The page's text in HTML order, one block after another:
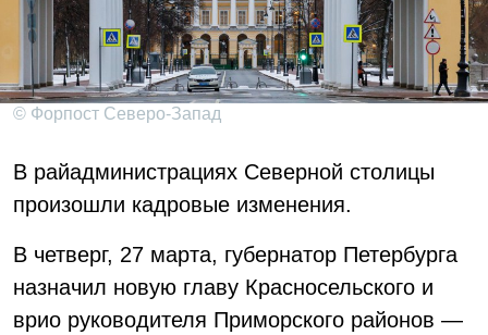
© Форпост Северо-Запад
В райадминистрациях Северной столицы
произошли кадровые изменения.
В четверг, 27 марта, губернатор Петербурга
назначил новую главу Красносельского и
врио руководителя Приморского районов —